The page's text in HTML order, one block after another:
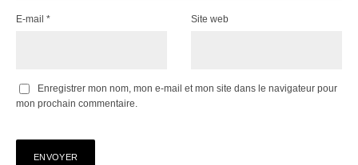
E-mail * Site web
Enregistrer mon nom, mon e-mail et mon site dans le navigateur pour
mon prochain commentaire.